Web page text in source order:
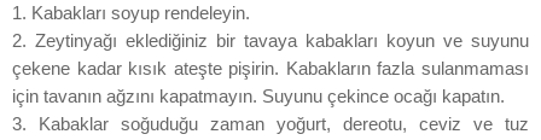
1. Kabakları soyup rendeleyin.
2. Zeytinyağı eklediğiniz bir tavaya kabakları koyun ve suyunu
çekene kadar kısık ateşte pişirin. Kabakların fazla sulanmaması
için tavanın ağzını kapatmayın. Suyunu çekince ocağı kapatın.
3. Kabaklar soğuduğu zaman yoğurt, dereotu, ceviz ve tuz